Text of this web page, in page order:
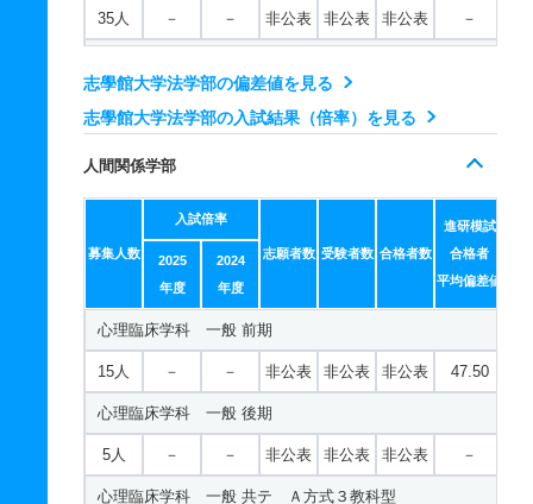
35人 － － 非公表 非公表 非公表 －
志學館大学法学部の偏差値を見る
志學館大学法学部の入試結果（倍率）を見る
人間関係学部
募集人数
入試倍率
志願者数 受験者数 合格者数
進研模試
合格者
平均偏差値
2025
年度
2024
年度
心理臨床学科 一般 前期
15人 － － 非公表 非公表 非公表 47.50
心理臨床学科 一般 後期
5人 － － 非公表 非公表 非公表 －
心理臨床学科 一般 共テ Ａ方式３教科型